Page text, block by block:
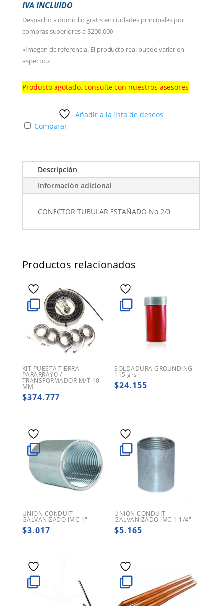
IVA INCLUIDO
Despacho a domicilio gratis en ciudades principales por
compras superiores a $200.000
«Imagen de referencia. El producto real puede variar en
aspecto.»
Producto agotado, consulte con nuestros asesores
Añadir a la lista de deseos
Comparar
Descripción
Información adicional
CONECTOR TUBULAR ESTAÑADO No 2/0
Productos relacionados
KIT PUESTA TIERRA
PARARRAYO /
TRANSFORMADOR M/T 10
MM
$374.777
SOLDADURA GROUNDING
115 grs
$24.155
UNION CONDUIT
GALVANIZADO IMC 1″
$3.017
UNION CONDUIT
GALVANIZADO IMC 1 1/4″
$5.165